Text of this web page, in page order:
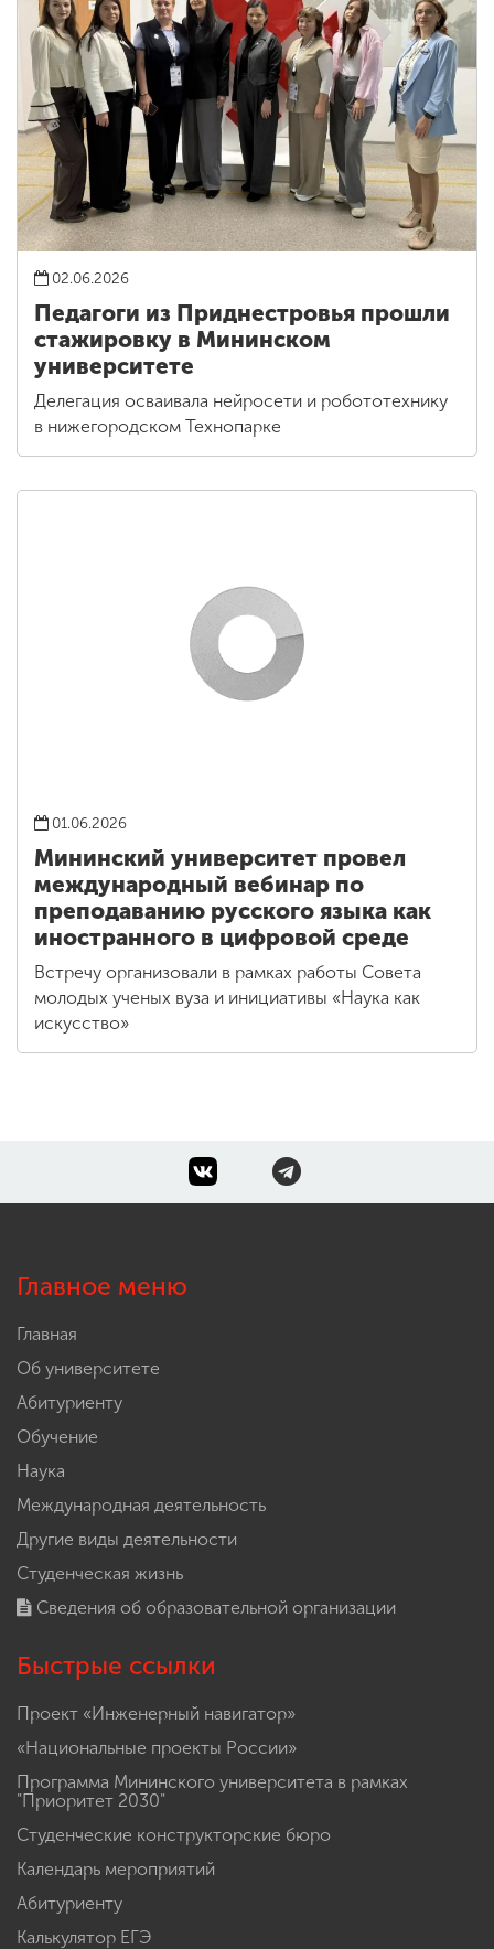
02.06.2026
Педагоги из Приднестровья прошли
стажировку в Мининском
университете
Делегация осваивала нейросети и робототехнику
в нижегородском Технопарке
01.06.2026
Мининский университет провел
международный вебинар по
преподаванию русского языка как
иностранного в цифровой среде
Встречу организовали в рамках работы Совета
молодых ученых вуза и инициативы «Наука как
искусство»
Главное меню
Главная
Об университете
Абитуриенту
Обучение
Наука
Международная деятельность
Другие виды деятельности
Студенческая жизнь
Сведения об образовательной организации
Быстрые ссылки
Проект «Инженерный навигатор»
«Национальные проекты России»
Программа Мининского университета в рамках
"Приоритет 2030"
Студенческие конструкторские бюро
Календарь мероприятий
Абитуриенту
Калькулятор ЕГЭ